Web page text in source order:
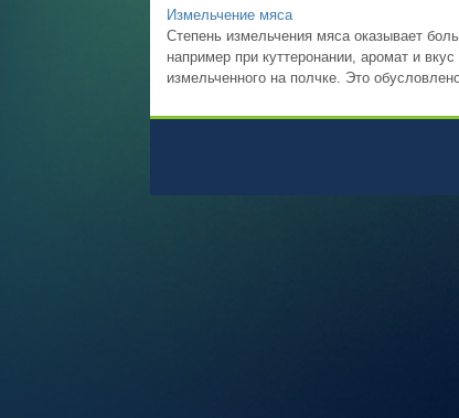
Измельчение мяса
Степень измельчения мяса оказывает
например при куттеронании, аромат и
измельченного на полчке. Это